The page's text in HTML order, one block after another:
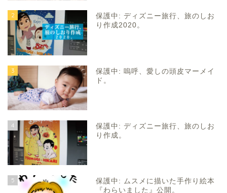
2
保護中: ディズニー旅行、旅のしお
り作成2020。
3
保護中: 嗚呼、愛しの頭皮マーメイ
ド。
4
保護中: ディズニー旅行、旅のしお
り作成。
5
保護中: ムスメに描いた手作り絵本
『わらいました』公開。